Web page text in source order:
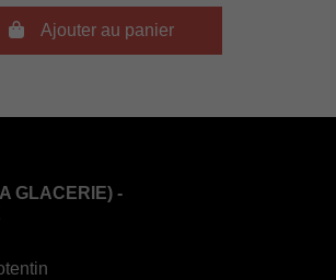
Ajouter au panier
GLACERIE) -